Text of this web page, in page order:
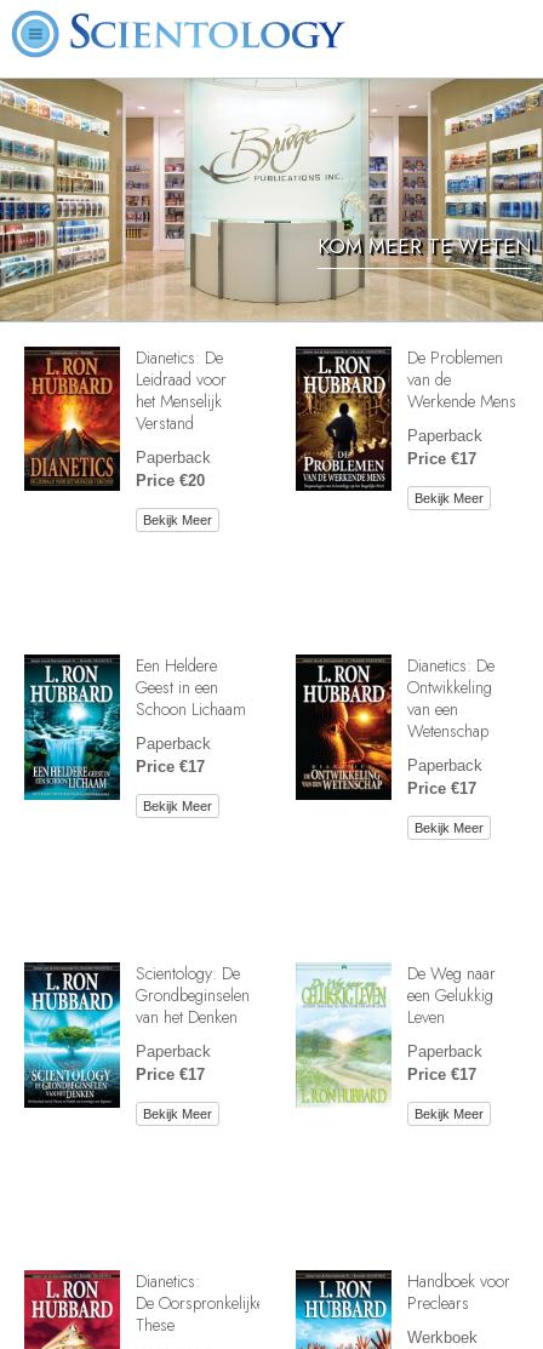
KOM MEER TE WETEN
Dianetics: De
Leidraad voor
het Menselijk
Verstand
Paperback
Price €20
Bekijk Meer
De Problemen
van de
Werkende Mens
Paperback
Price €17
Bekijk Meer
Een Heldere
Geest in een
Schoon Lichaam
Paperback
Price €17
Bekijk Meer
Dianetics: De
Ontwikkeling
van een
Wetenschap
Paperback
Price €17
Bekijk Meer
Scientology: De
Grondbeginselen
van het Denken
Paperback
Price €17
Bekijk Meer
De Weg naar
een Gelukkig
Leven
Paperback
Price €17
Bekijk Meer
Dianetics:
De Oorspronkelijke
These
Handboek voor
Preclears
Werkboek